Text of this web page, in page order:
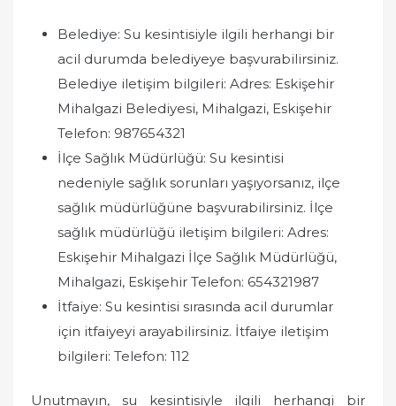
Belediye: Su kesintisiyle ilgili herhangi bir
acil durumda belediyeye başvurabilirsiniz.
Belediye iletişim bilgileri: Adres: Eskişehir
Mihalgazi Belediyesi, Mihalgazi, Eskişehir
Telefon: 987654321
İlçe Sağlık Müdürlüğü: Su kesintisi
nedeniyle sağlık sorunları yaşıyorsanız, ilçe
sağlık müdürlüğüne başvurabilirsiniz. İlçe
sağlık müdürlüğü iletişim bilgileri: Adres:
Eskişehir Mihalgazi İlçe Sağlık Müdürlüğü,
Mihalgazi, Eskişehir Telefon: 654321987
İtfaiye: Su kesintisi sırasında acil durumlar
için itfaiyeyi arayabilirsiniz. İtfaiye iletişim
bilgileri: Telefon: 112
Unutmayın, su kesintisiyle ilgili herhangi bir